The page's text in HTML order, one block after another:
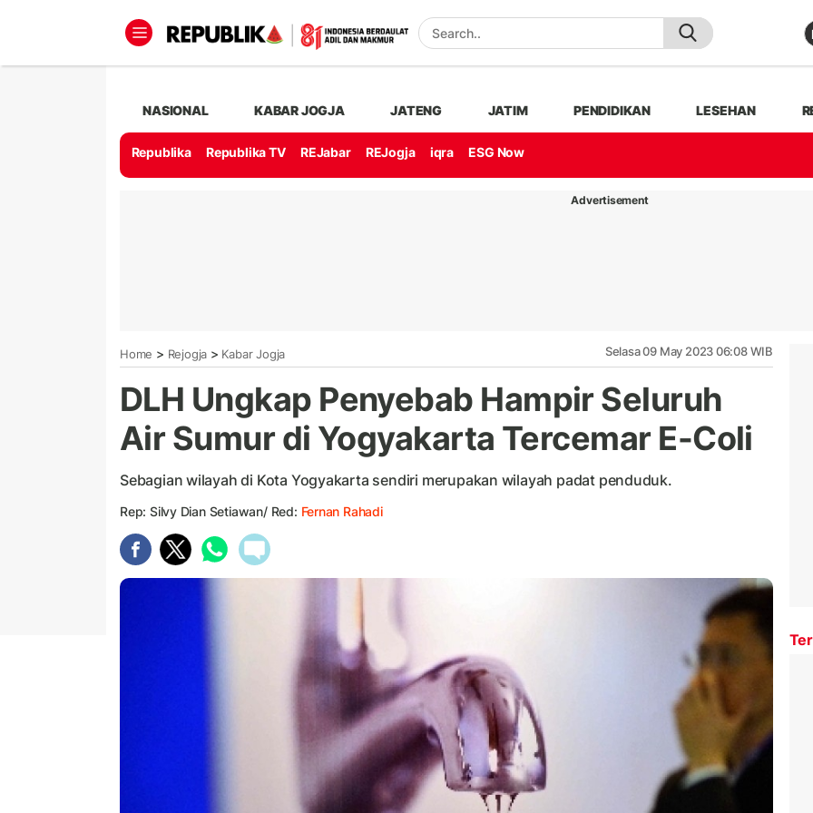
NASIONAL KABAR JOGJA JATENG JATIM PENDIDIKAN LESEHAN
Republika Republika TV REJabar REJogja iqra ESG Now
Advertisement
Home > Rejogja > Kabar Jogja Selasa 09 May 2023 06:08 WIB
DLH Ungkap Penyebab Hampir Seluruh
Air Sumur di Yogyakarta Tercemar E-Coli
Sebagian wilayah di Kota Yogyakarta sendiri merupakan wilayah padat penduduk.
Rep: Silvy Dian Setiawan/ Red: Fernan Rahadi